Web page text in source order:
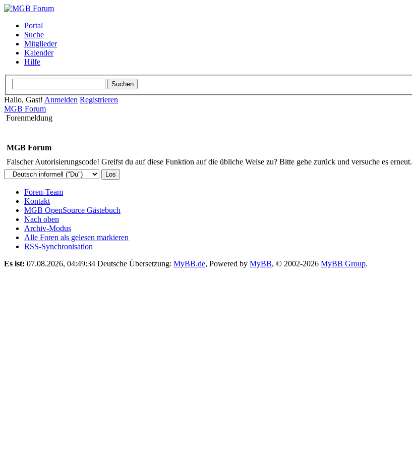
Portal
Suche
Mitglieder
Kalender
Hilfe
Hallo, Gast! Anmelden Registrieren
MGB Forum
Forenmeldung
MGB Forum
Falscher Autorisierungscode! Greifst du auf diese Funktion auf die übliche Weise zu? Bitte gehe zurück und versuche es erneut.
Foren-Team
Kontakt
MGB OpenSource Gästebuch
Nach oben
Archiv-Modus
Alle Foren als gelesen markieren
RSS-Synchronisation
Es ist: 07.08.2026, 04:49:34 Deutsche Übersetzung: MyBB.de, Powered by MyBB, © 2002-2026 MyBB Group.